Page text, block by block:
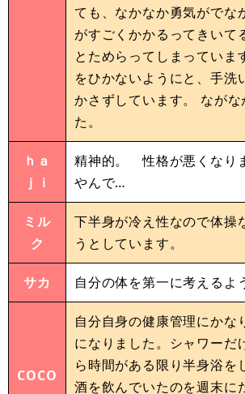
ても、なかなか勇気がでな
がすごくかかるってきいて
とためらってしまっていま
をひかないようにと、手洗
かさずしています。 ながな
た。
ｈａ
ｊｉ
精神的。 性格が悪くなり
やんで…
ミル
ク
下半身が冷え性なので体操
うとしています。
サカ 自分の体を第一に考えるよ
COCO
自分自身の健康管理にかな
になりました。シャワーだ
ら時間がある限り半身浴を
酒を飲んでいたのを週末に